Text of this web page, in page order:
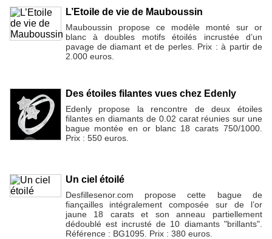
L’Etoile de vie de Mauboussin
Mauboussin propose ce modèle monté sur or
blanc à doubles motifs étoilés incrustée d’un
pavage de diamant et de perles. Prix : à partir de
2.000 euros.
Des étoiles filantes vues chez Edenly
Edenly propose la rencontre de deux étoiles
filantes en diamants de 0.02 carat réunies sur une
bague montée en or blanc 18 carats 750/1000.
Prix : 550 euros.
Un ciel étoilé
Desfillesenor.com propose cette bague de
fiançailles intégralement composée sur de l’or
jaune 18 carats et son anneau partiellement
dédoublé est incrusté de 10 diamants "brillants".
Référence : BG1095. Prix : 380 euros.